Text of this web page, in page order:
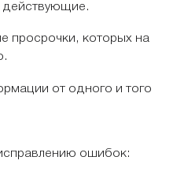
действующие.
просрочки, которых на
от одного и того
ошибок: